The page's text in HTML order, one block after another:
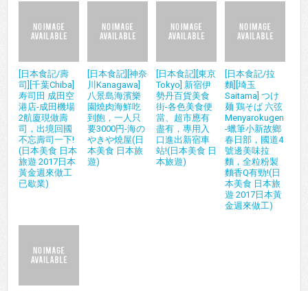
[日本食記/壽
司][千葉Chiba]
寿司田 成田空
港店-成田機場
2航廈現做壽
司，出境回國
不忘壽司一下!
(日本美食 日本
旅遊 2017日本
黃金週來做工
已歇業)
[日本食記][神奈
川Kanagawa]
八景島海濱樂
園燒肉海鮮吃
到飽，一人只
要3000円-海の
やきや燒屋(日
本美食 日本旅
遊)
[日本食記][東京
Tokyo] 新宿伊
勢丹百貨美食
街-各色美食便
當、超市應有
盡有，專用入
口進出新宿車
站!(日本美食 日
本旅遊)
[日本食記/拉
麵][埼玉
Saitama] つけ
麺 鶏そば 六弦
Menyarokugen
-蠟筆小新故鄉
春日部，國道4
號邊美味拉
麵，全粒粉製
麵香Q有勁!(日
本美食 日本旅
遊 2017日本黃
金週來做工)